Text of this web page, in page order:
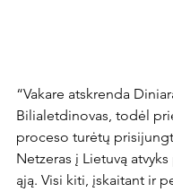
“Vakare atskrenda
Bilialetdinovas, todėl
proceso turėtų
Netzeras į Lietuvą
ąją. Visi kiti, įskaitant ir